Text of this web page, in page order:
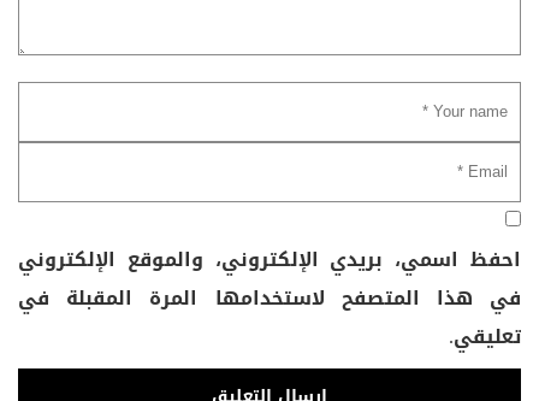
احفظ اسمي، بريدي الإلكتروني، والموقع الإلكتروني
في هذا المتصفح لاستخدامها المرة المقبلة في
تعليقي.